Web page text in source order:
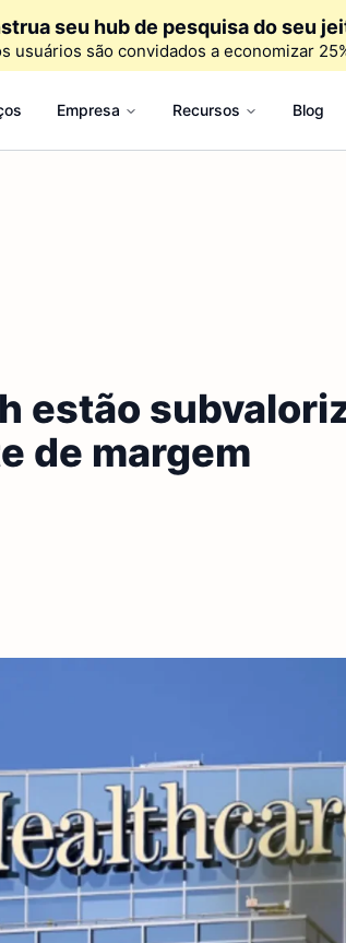
seu hub de pesquisa do seu
usuários são convidados a economizar
Empresa Recursos Blog
estão
de margem